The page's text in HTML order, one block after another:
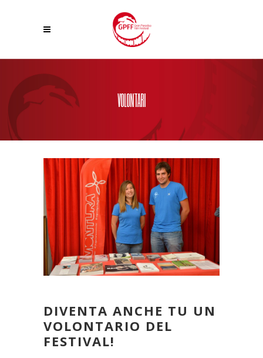
VOLONTARI
DIVENTA ANCHE TU UN
VOLONTARIO DEL
FESTIVAL!